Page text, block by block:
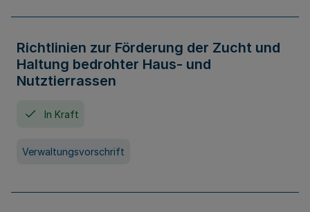
Richtlinien zur Förderung der Zucht und
Haltung bedrohter Haus- und
Nutztierrassen
In Kraft
Verwaltungsvorschrift